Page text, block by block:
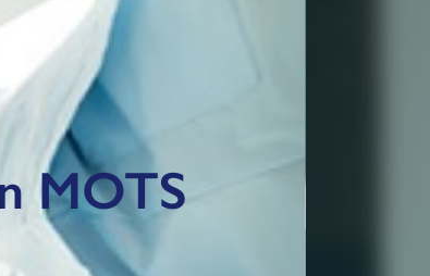
MOTS